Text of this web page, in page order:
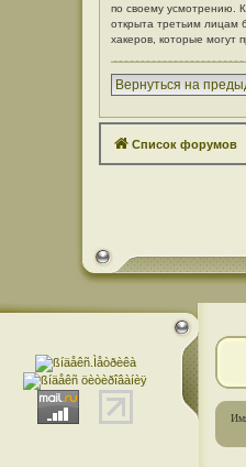
по своему усмотрению.
открыта третьим лицам
хакеров, которые могут
Вернуться на
Список форумов